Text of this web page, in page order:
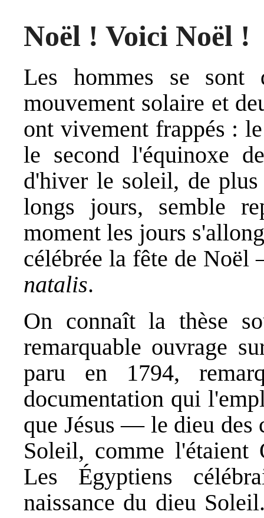
Noël ! Voici Noël !
Les hommes se sont
mouvement solaire et
ont vivement frappés :
le second l'équinoxe
d'hiver le soleil, de plus
longs jours, semble
moment les jours
célébrée la fête de
natalis.
On connaît la thèse
remarquable ouvrage
paru en 1794,
documentation qui
que Jésus — le dieu
Soleil, comme l'étaient
Les Égyptiens
naissance du dieu